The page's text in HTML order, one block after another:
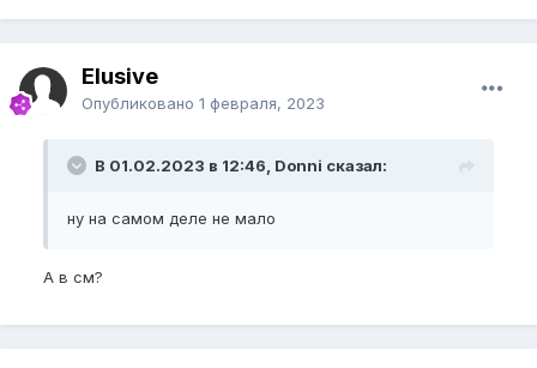
Elusive
Опубликовано 1 февраля, 2023
В 01.02.2023 в 12:46, Donni сказал:
ну на самом деле не мало
А в см?